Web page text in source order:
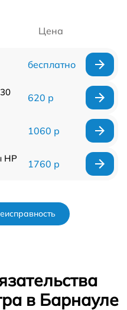
Цена
бесплатно
620 р
1060 р
HP
1760 р
в Барнауле